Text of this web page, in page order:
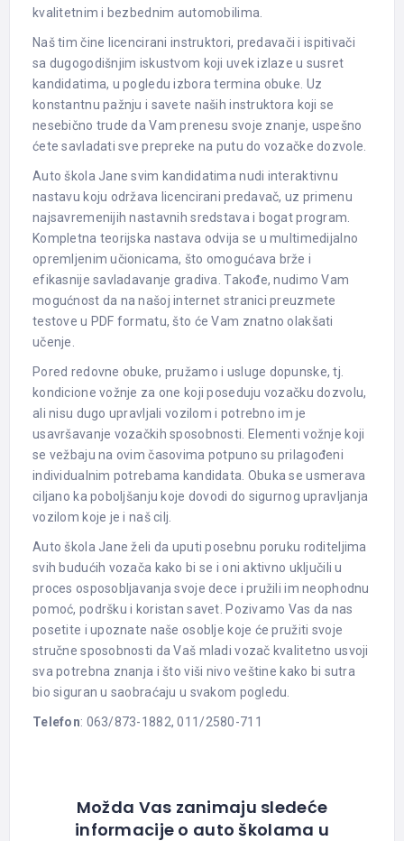
kvalitetnim i bezbednim automobilima.
Naš tim čine licencirani instruktori, predavači i ispitivači
sa dugogodišnjim iskustvom koji uvek izlaze u susret
kandidatima, u pogledu izbora termina obuke. Uz
konstantnu pažnju i savete naših instruktora koji se
nesebično trude da Vam prenesu svoje znanje, uspešno
ćete savladati sve prepreke na putu do vozačke dozvole.
Auto škola Jane svim kandidatima nudi interaktivnu
nastavu koju održava licencirani predavač, uz primenu
najsavremenijih nastavnih sredstava i bogat program.
Kompletna teorijska nastava odvija se u multimedijalno
opremljenim učionicama, što omogućava brže i
efikasnije savladavanje gradiva. Takođe, nudimo Vam
mogućnost da na našoj internet stranici preuzmete
testove u PDF formatu, što će Vam znatno olakšati
učenje.
Pored redovne obuke, pružamo i usluge dopunske, tj.
kondicione vožnje za one koji poseduju vozačku dozvolu,
ali nisu dugo upravljali vozilom i potrebno im je
usavršavanje vozačkih sposobnosti. Elementi vožnje koji
se vežbaju na ovim časovima potpuno su prilagođeni
individualnim potrebama kandidata. Obuka se usmerava
ciljano ka poboljšanju koje dovodi do sigurnog upravljanja
vozilom koje je i naš cilj.
Auto škola Jane želi da uputi posebnu poruku roditeljima
svih budućih vozača kako bi se i oni aktivno uključili u
proces osposobljavanja svoje dece i pružili im neophodnu
pomoć, podršku i koristan savet. Pozivamo Vas da nas
posetite i upoznate naše osoblje koje će pružiti svoje
stručne sposobnosti da Vaš mladi vozač kvalitetno usvoji
sva potrebna znanja i što viši nivo veštine kako bi sutra
bio siguran u saobraćaju u svakom pogledu.
Telefon: 063/873-1882, 011/2580-711
Možda Vas zanimaju sledeće
informacije o auto školama u